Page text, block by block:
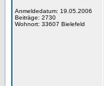
Anmeldedatum: 19.05.2006
Beiträge: 2730
Wohnort: 33607 Bielefeld